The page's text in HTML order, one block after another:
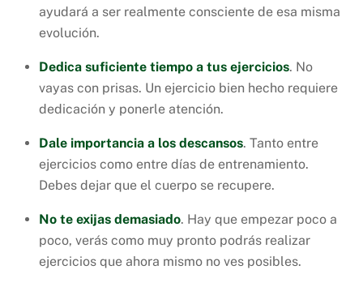
ayudará a ser realmente consciente de esa misma
evolución.
Dedica suficiente tiempo a tus ejercicios. No
vayas con prisas. Un ejercicio bien hecho requiere
dedicación y ponerle atención.
Dale importancia a los descansos. Tanto entre
ejercicios como entre días de entrenamiento.
Debes dejar que el cuerpo se recupere.
No te exijas demasiado. Hay que empezar poco a
poco, verás como muy pronto podrás realizar
ejercicios que ahora mismo no ves posibles.